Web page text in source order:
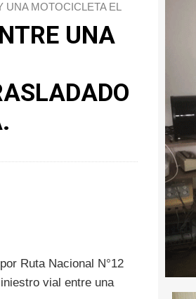
MOTOCICLETA EL
UNA
Ruta Nacional N°12
vial entre una